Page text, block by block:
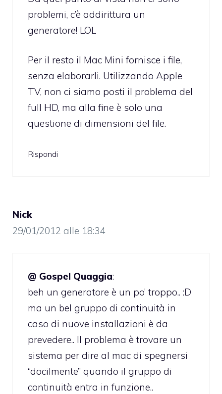
problemi, c’è addirittura un
generatore! LOL
Per il resto il Mac Mini fornisce i file,
senza elaborarli. Utilizzando Apple
TV, non ci siamo posti il problema del
full HD, ma alla fine è solo una
questione di dimensioni del file.
Rispondi
Nick
29/01/2012 alle 18:34
@ Gospel Quaggia:
beh un generatore è un po’ troppo.. :D
ma un bel gruppo di continuità in
caso di nuove installazioni è da
prevedere.. Il problema è trovare un
sistema per dire al mac di spegnersi
“docilmente” quando il gruppo di
continuità entra in funzione..